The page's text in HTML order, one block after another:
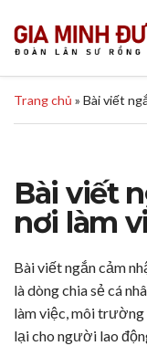
Trang chủ » Bài viết
Bài viết
nơi làm
Bài viết ngắn cảm
là dòng chia sẻ cá
làm việc, môi trường
lại cho người lao